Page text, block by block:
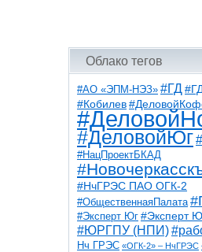
Облако тегов
#АО «ЭПМ-НЭЗ» #ГД
#Кобилев
#ДеловойЮг
#НацПроектБКАД
#НчГРЭС ПАО ОГК-2
#ОбщественнаяПалата
#Эксперт Юг #Эксперт
#ЮРГПУ (НПИ)
Нч ГРЭС «ОГК-2» – НчГРЭС